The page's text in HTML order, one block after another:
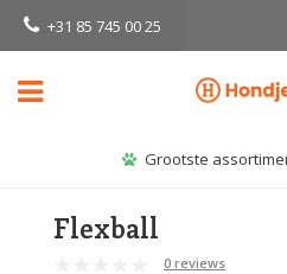
+31 85 745 00 25
Grootste
Flexball
0 reviews